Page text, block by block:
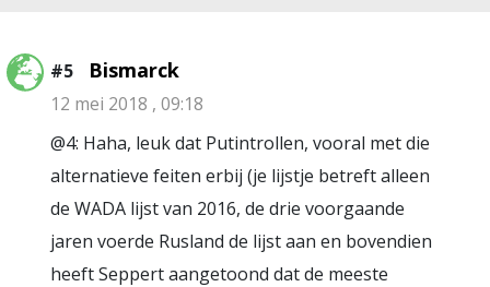
#5 Bismarck
12 mei 2018 , 09:18
@4: Haha, leuk dat Putintrollen, vooral met die
alternatieve feiten erbij (je lijstje betreft alleen
de WADA lijst van 2016, de drie voorgaande
jaren voerde Rusland de lijst aan en bovendien
heeft Seppert aangetoond dat de meeste